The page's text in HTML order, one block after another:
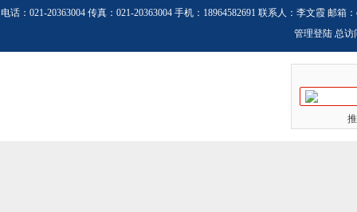
电话：021-20363004 传真：021-20363004 手机：18964582691 联系人：李文霞 邮箱：
管理登陆 总访